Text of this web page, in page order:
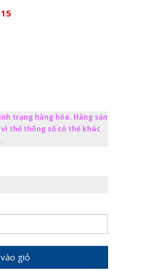
trạng hàng hóa. Hàng sản
thế thông số có thể khác
giỏ